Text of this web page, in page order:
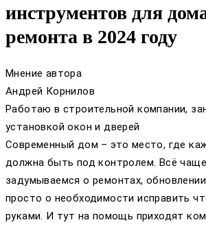
инструментов для
ремонта в 2024 году
Мнение автора
Андрей Корнилов
Работаю в строительной компании,
установкой окон и дверей
Современный дом – это место, где
должна быть под контролем. Всё
задумываемся о ремонтах,
просто о необходимости исправить
руками. И тут на помощь приходят